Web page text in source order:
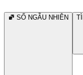
SỐ NGẪU NHIÊN